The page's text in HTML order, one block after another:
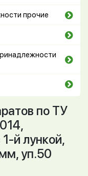
прочие
по ТУ
й лункой,
уп.50